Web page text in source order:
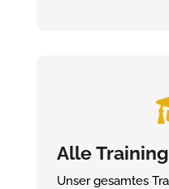
Alle
Unser gesamtes